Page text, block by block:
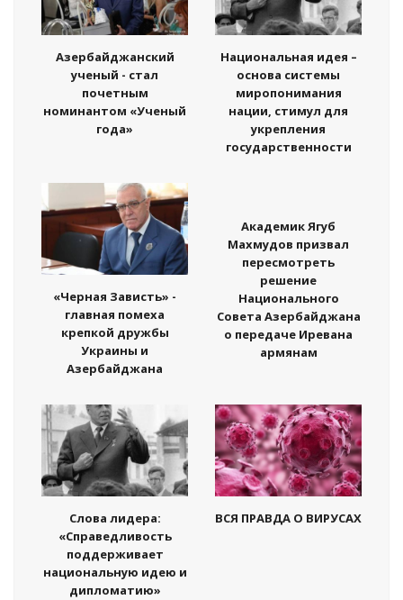
Азербайджанский
ученый - стал
почетным
номинантом «Ученый
года»
Национальная идея –
основа системы
миропонимания
нации, стимул для
укрепления
государственности
«Черная Зависть» -
главная помеха
крепкой дружбы
Украины и
Азербайджана
Академик Ягуб
Махмудов призвал
пересмотреть
решение
Национального
Совета Азербайджана
о передаче Иревана
армянам
Слова лидера:
«Справедливость
поддерживает
национальную идею и
дипломатию»
ВСЯ ПРАВДА О ВИРУСАХ